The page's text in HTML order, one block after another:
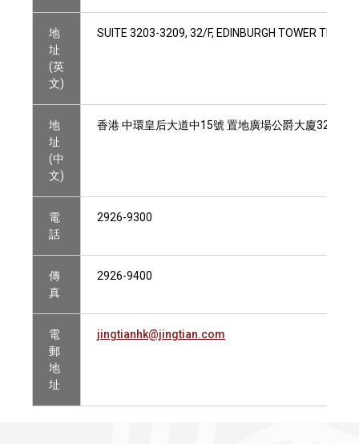
地
址
(英
文)
SUITE 3203-3209, 32/F, EDINBURGH TOWER THE
地
址
(中
文)
香港 中環皇后大道中15號 置地廣場公爵大廈32樓
電
話
2926-9300
傳
真
2926-9400
電
郵
地
址
jingtianhk@jingtian.com